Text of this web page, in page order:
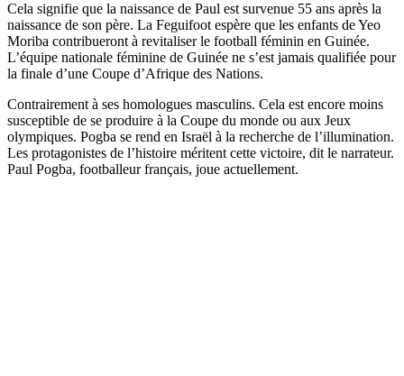
Cela signifie que la naissance de Paul est survenue 55 ans après la
naissance de son père. La Feguifoot espère que les enfants de Yeo
Moriba contribueront à revitaliser le football féminin en Guinée.
L’équipe nationale féminine de Guinée ne s’est jamais qualifiée pour
la finale d’une Coupe d’Afrique des Nations.
Contrairement à ses homologues masculins. Cela est encore moins
susceptible de se produire à la Coupe du monde ou aux Jeux
olympiques. Pogba se rend en Israël à la recherche de l’illumination.
Les protagonistes de l’histoire méritent cette victoire, dit le narrateur.
Paul Pogba, footballeur français, joue actuellement.